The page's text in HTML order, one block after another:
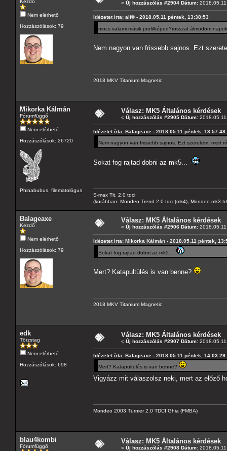
Kezdő
Nem elérhető
Hozzászólások: 79
« Új hozzászólás #2904 Dátum:
Idézetet írta: alf® - 2018.05.11 péntek, 13:38:53
nincs valami másik profilképed?rosszat álmodom
Nem nagyon van frissebb sajnos. Ezt
2018 MKV Titanium Magnetic
Mikorka Kálmán
Fórumfüggő
Nem elérhető
Hozzászólások: 26720
Phinabubus, filematológus
Válasz: MK5 Általános kérdések
« Új hozzászólás #2905 Dátum:
Idézetet írta: Balageaxe - 2018.05.11 péntek, 13:57:48
Nem nagyon van frissebb sajnos. Ezt szeretem, mert
Sokat fog rajtad dobni az mk5...
S-max Tit. 2.0 tdci
(korábban: Mondeo Trend 2.0 tdci (mk4), Mondeo mk3
Balageaxe
Kezdő
Nem elérhető
Hozzászólások: 79
Válasz: MK5 Általános kérdések
« Új hozzászólás #2906 Dátum:
Idézetet írta: Mikorka Kálmán - 2018.05.11 péntek,
Sokat fog rajtad dobni az mk5...
Mert? Katapultülés is van benne?
2018 MKV Titanium Magnetic
edk
Törzstag
Nem elérhető
Hozzászólások: 698
Válasz: MK5 Általános kérdések
« Új hozzászólás #2907 Dátum:
Idézetet írta: Balageaxe - 2018.05.11 péntek, 14:03:29
Mert? Katapultülés is van benne?
Vigyázz mit válaszolsz neki, mert az előző
Mondeo 2003 Turnier 2.0 TDCI Ghia (FMBA)
blau4kombi
Fórumfüggő
Válasz: MK5 Általános kérdések
« Új hozzászólás #2908 Dátum: